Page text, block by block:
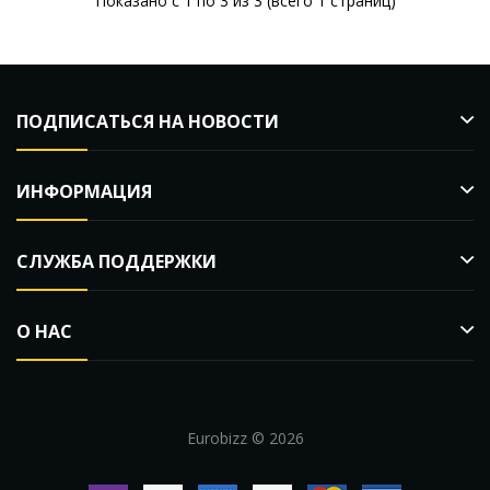
ПОДПИСАТЬСЯ НА НОВОСТИ
ИНФОРМАЦИЯ
СЛУЖБА ПОДДЕРЖКИ
О НАС
Eurobizz © 2026